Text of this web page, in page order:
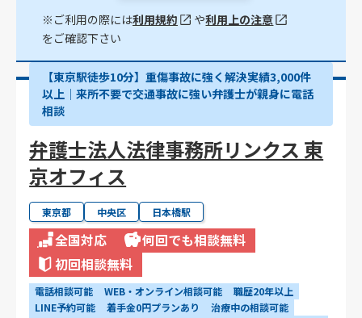
※ご利用の際には利用規約 や利用上の注意
をご確認下さい
【東京駅徒歩10分】重傷事故に強く解決実績3,000件
以上│来所不要で交通事故に強い弁護士が親身に電話
相談
弁護士法人法律事務所リンクス 東
京オフィス
東京都 中央区 日本橋駅
全国対応
何回でも相談無料
初回相談無料
電話相談可能 WEB・オンライン相談可能
職歴20年以上
LINE予約可能
着手金0円プランあり
治療中の相談可能